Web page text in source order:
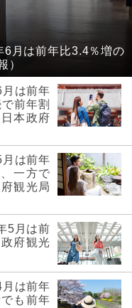
6月は前年比3.4％増の
）
月は前年
前年割
本政府
月は前年
一方で
観光局
5月は前
府観光
月は前年
も前年